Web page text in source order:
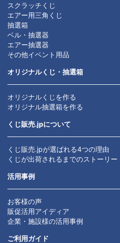
スクラッチくじ
エアー用三角くじ
抽選箱
ベル・抽選器
エアー抽選器
その他イベント用品
オリジナルくじ・抽選箱
オリジナルくじを作る
オリジナル抽選箱を作る
くじ販売.jpについて
くじ販売.jpが選ばれる4つの理由
くじが出荷されるまでのストーリー
活用事例
お客様の声
販促活用アイディア
企業・施設様の活用事例
ご利用ガイド